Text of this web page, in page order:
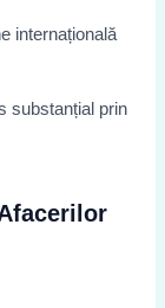
internațională
substanțial prin